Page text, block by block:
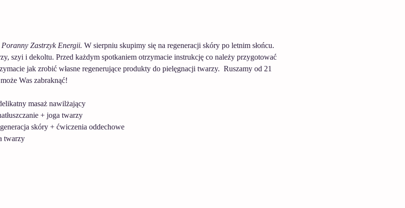
Poranny Zastrzyk Energii. W sierpniu skupimy się na regeneracji skóry po letnim słońcu.
szyi i dekoltu. Przed każdym spotkaniem otrzymacie instrukcję co należy przygotować
jak zrobić własne regenerujące produkty do pielęgnacji twarzy.  Ruszamy od 21
Was zabraknąć!
masaż nawilżający
+ joga twarzy
skóry + ćwiczenia oddechowe
twarzy